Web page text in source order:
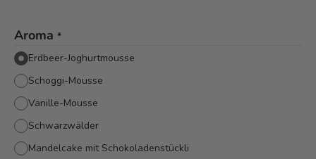
Aroma *
Erdbeer-Joghurtmousse
Schoggi-Mousse
Vanille-Mousse
Schwarzwälder
Mandelcake mit Schokoladenstückli